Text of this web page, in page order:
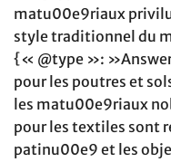
matu00e9riaux
style traditionnel du
{« @type »:
pour les poutres et
les matu00e9riaux
pour les textiles sont
patinu00e9 et les